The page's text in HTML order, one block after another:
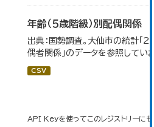
年齢（５歳階級）別配偶関係
出典：国勢調査。大仙市の統計「
偶者関係」のデータを参照していま
CSV
API Keyを使ってこのレジストリーにも